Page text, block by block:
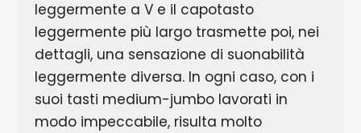
leggermente a V e il capotasto
leggermente più largo trasmette poi, nei
dettagli, una sensazione di suonabilità
leggermente diversa. In ogni caso, con i
suoi tasti medium-jumbo lavorati in
modo impeccabile, risulta molto